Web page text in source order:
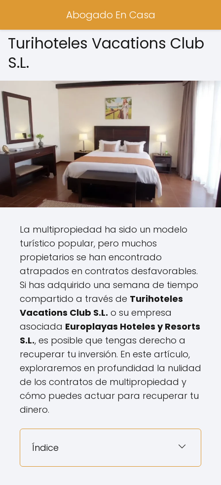
Abogado En Casa
Turihoteles Vacations Club
S.L.
La multipropiedad ha sido un modelo
turístico popular, pero muchos
propietarios se han encontrado
atrapados en contratos desfavorables.
Si has adquirido una semana de tiempo
compartido a través de Turihoteles
Vacations Club S.L. o su empresa
asociada Europlayas Hoteles y Resorts
S.L., es posible que tengas derecho a
recuperar tu inversión. En este artículo,
exploraremos en profundidad la nulidad
de los contratos de multipropiedad y
cómo puedes actuar para recuperar tu
dinero.
Índice